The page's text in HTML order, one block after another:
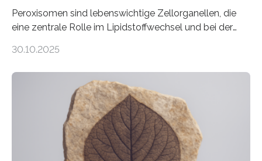
Peroxisomen sind lebenswichtige Zellorganellen, die
eine zentrale Rolle im Lipidstoffwechsel und bei der
erfüllen können, müssen zahlreiche Enzyme präzise in
der Ruhr-Universität Bochum um Prof. Dr. Ralf Erdmann
und Dr. Ismaila Francis Yusuf hat nun einen bislang
unbekannten Qualitätskontrollmechanismus des
peroxisomalen Proteintransports in der Bäckerhefe
Saccharomyces cerevisiae entdeckt, der für die
Funktionsfähigkeit der Organellen entscheidend ist. Die
30.10.2025